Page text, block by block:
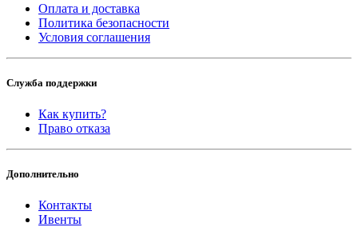
Оплата и доставка
Политика безопасности
Условия соглашения
Служба поддержки
Как купить?
Право отказа
Дополнительно
Контакты
Ивенты